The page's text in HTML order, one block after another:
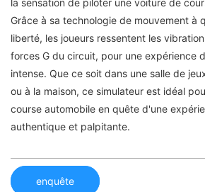
la sensation de piloter une voiture de
Grâce à sa technologie de mouvement à
liberté, les joueurs ressentent les
forces G du circuit, pour une expérience
intense. Que ce soit dans une salle de
ou à la maison, ce simulateur est idéal
course automobile en quête d'une
authentique et palpitante.
enquête